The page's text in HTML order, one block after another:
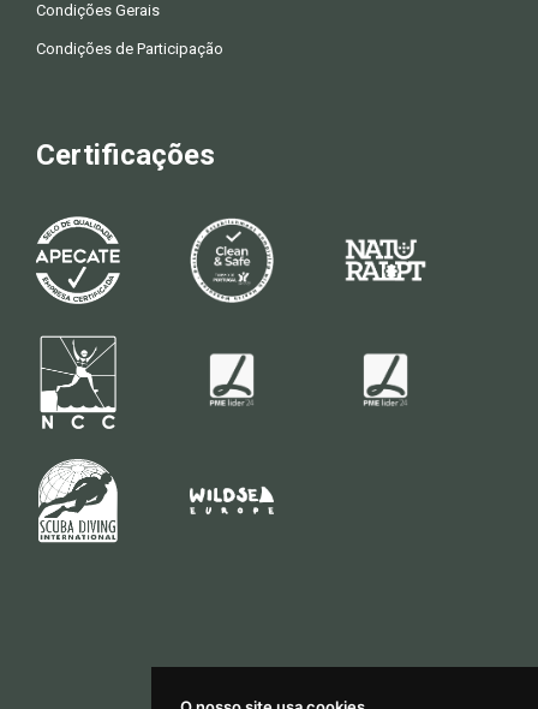
Condições Gerais
Condições de Participação
Certificações